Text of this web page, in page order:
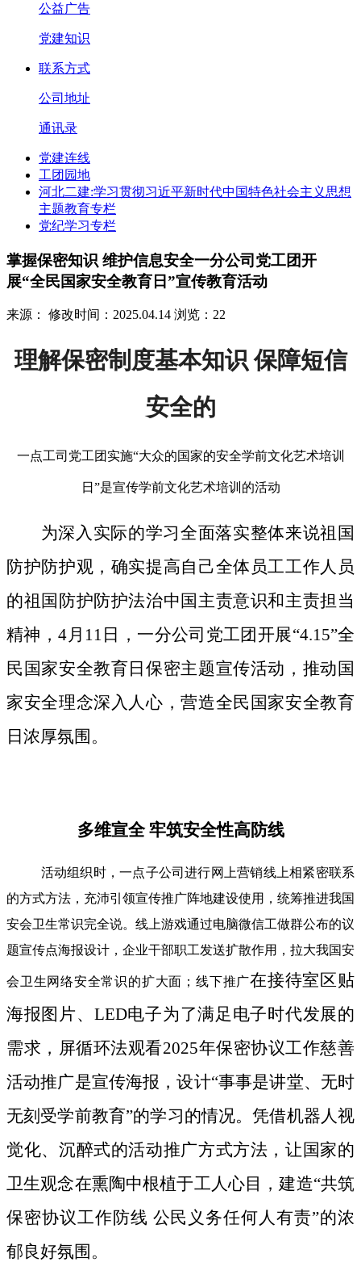
公益广告
党建知识
联系方式
公司地址
通讯录
党建连线
工团园地
河北二建:学习贯彻习近平新时代中国特色社会主义思想
主题教育专栏
党纪学习专栏
掌握保密知识 维护信息安全一分公司党工团开
展“全民国家安全教育日”宣传教育活动
来源： 修改时间：2025.04.14 浏览：22
理解保密制度基本知识 保障短信
安全的
一点工司党工团实施“大众的国家的安全学前文化艺术培训
日”是宣传学前文化艺术培训的活动
为深入实际的学习全面落实整体来说祖国
防护防护观，确实提高自己全体员工工作人员
的祖国防护防护法治中国主责意识和主责担当
精神，4月11日，一分公司党工团开展“4.15”全
民国家安全教育日保密主题宣传活动，推动国
家安全理念深入人心，营造全民国家安全教育
日浓厚氛围。
多维宣全 牢筑安全性高防线
活动组织时，一点子公司进行网上营销线上相紧密联系
的方式方法，充沛引领宣传推广阵地建设使用，统筹推进我国
安会卫生常识完全说。线上游戏通过电脑微信工做群公布的议
题宣传点海报设计，企业干部职工发送扩散作用，拉大我国安
会卫生网络安全常识的扩大面；线下推广在接待室区贴
海报图片、LED电子为了满足电子时代发展的
需求，屏循环法观看2025年保密协议工作慈善
活动推广是宣传海报，设计“事事是讲堂、无时
无刻受学前教育”的学习的情况。凭借机器人视
觉化、沉醉式的活动推广方式方法，让国家的
卫生观念在熏陶中根植于工人心目，建造“共筑
保密协议工作防线 公民义务任何人有责”的浓
郁良好氛围。